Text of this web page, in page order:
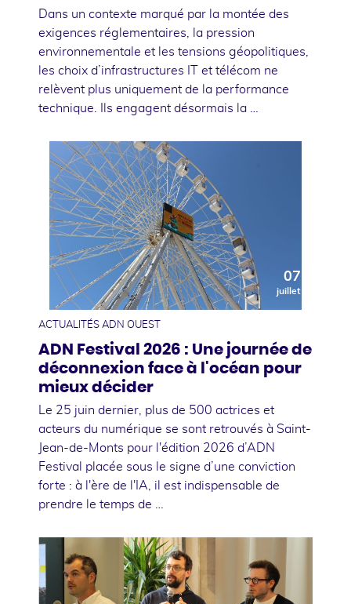
Dans un contexte marqué par la montée des
exigences réglementaires, la pression
environnementale et les tensions géopolitiques,
les choix d’infrastructures IT et télécom ne
relèvent plus uniquement de la performance
technique. Ils engagent désormais la …
07
juillet
ACTUALITÉS ADN OUEST
ADN Festival 2026 : Une journée de
déconnexion face à l'océan pour
mieux décider
Le 25 juin dernier, plus de 500 actrices et
acteurs du numérique se sont retrouvés à Saint-
Jean-de-Monts pour l'édition 2026 d’ADN
Festival placée sous le signe d’une conviction
forte : à l'ère de l'IA, il est indispensable de
prendre le temps de …